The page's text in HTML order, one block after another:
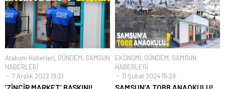
Atakum Haberleri, GÜNDEM, SAMSUN
HABERLERİ
7 Aralık 2022 19:21
EKONOMİ, GÜNDEM, SAMSUN
HABERLERİ
11 Şubat 2024 15:29